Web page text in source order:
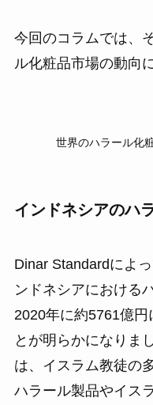
今回のコラムでは、
ル化粧品市場の動向
世界のハラール化
インドネシアのハ
Dinar Standardによ
ンドネシアにおける
2020年に約5761億
とが明らかになりま
は、イスラム教徒の
ハラール製品やイス